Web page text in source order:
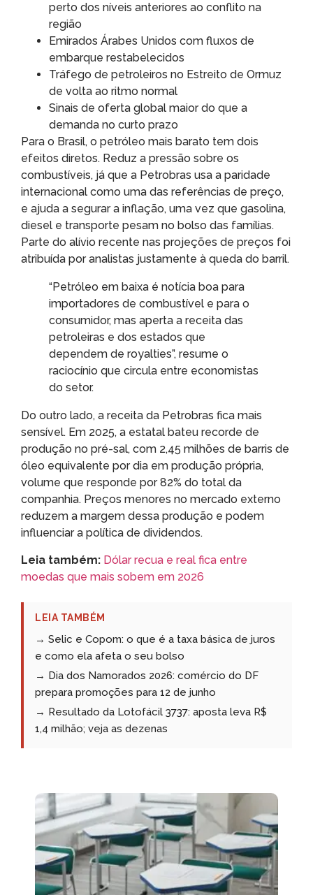
perto dos níveis anteriores ao conflito na
região
Emirados Árabes Unidos com fluxos de
embarque restabelecidos
Tráfego de petroleiros no Estreito de Ormuz
de volta ao ritmo normal
Sinais de oferta global maior do que a
demanda no curto prazo
Para o Brasil, o petróleo mais barato tem dois
efeitos diretos. Reduz a pressão sobre os
combustíveis, já que a Petrobras usa a paridade
internacional como uma das referências de preço,
e ajuda a segurar a inflação, uma vez que gasolina,
diesel e transporte pesam no bolso das famílias.
Parte do alívio recente nas projeções de preços foi
atribuída por analistas justamente à queda do barril.
“Petróleo em baixa é notícia boa para
importadores de combustível e para o
consumidor, mas aperta a receita das
petroleiras e dos estados que
dependem de royalties”, resume o
raciocínio que circula entre economistas
do setor.
Do outro lado, a receita da Petrobras fica mais
sensível. Em 2025, a estatal bateu recorde de
produção no pré-sal, com 2,45 milhões de barris de
óleo equivalente por dia em produção própria,
volume que responde por 82% do total da
companhia. Preços menores no mercado externo
reduzem a margem dessa produção e podem
influenciar a política de dividendos.
Leia também: Dólar recua e real fica entre
moedas que mais sobem em 2026
LEIA TAMBÉM
→ Selic e Copom: o que é a taxa básica de juros
e como ela afeta o seu bolso
→ Dia dos Namorados 2026: comércio do DF
prepara promoções para 12 de junho
→ Resultado da Lotofácil 3737: aposta leva R$
1,4 milhão; veja as dezenas